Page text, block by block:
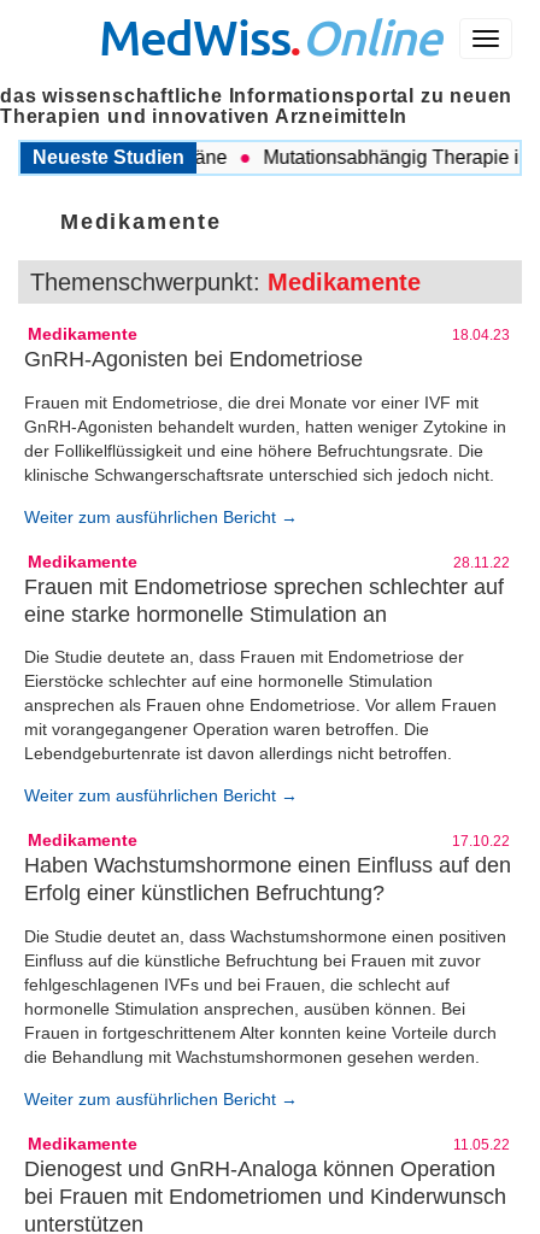
Menü
MedWiss.Online
das wissenschaftliche Informationsportal zu neuen
Therapien und innovativen Arzneimitteln
Neueste Studien
COPD und Migräne Mutationsabhängig Therapie
Medikamente
Themenschwerpunkt: Medikamente
Medikamente 18.04.23
GnRH-Agonisten bei Endometriose
Frauen mit Endometriose, die drei Monate vor einer IVF mit
GnRH-Agonisten behandelt wurden, hatten weniger Zytokine in
der Follikelflüssigkeit und eine höhere Befruchtungsrate. Die
klinische Schwangerschaftsrate unterschied sich jedoch nicht.
Weiter zum ausführlichen Bericht →
Medikamente 28.11.22
Frauen mit Endometriose sprechen schlechter auf
eine starke hormonelle Stimulation an
Die Studie deutete an, dass Frauen mit Endometriose der
Eierstöcke schlechter auf eine hormonelle Stimulation
ansprechen als Frauen ohne Endometriose. Vor allem Frauen
mit vorangegangener Operation waren betroffen. Die
Lebendgeburtenrate ist davon allerdings nicht betroffen.
Weiter zum ausführlichen Bericht →
Medikamente 17.10.22
Haben Wachstumshormone einen Einfluss auf den
Erfolg einer künstlichen Befruchtung?
Die Studie deutet an, dass Wachstumshormone einen positiven
Einfluss auf die künstliche Befruchtung bei Frauen mit zuvor
fehlgeschlagenen IVFs und bei Frauen, die schlecht auf
hormonelle Stimulation ansprechen, ausüben können. Bei
Frauen in fortgeschrittenem Alter konnten keine Vorteile durch
die Behandlung mit Wachstumshormonen gesehen werden.
Weiter zum ausführlichen Bericht →
Medikamente 11.05.22
Dienogest und GnRH-Analoga können Operation
bei Frauen mit Endometriomen und Kinderwunsch
unterstützen